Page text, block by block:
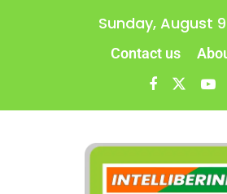
Sunday, August
Contact us